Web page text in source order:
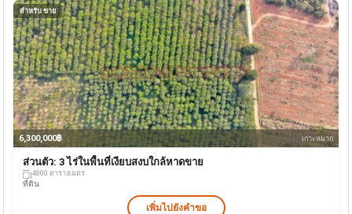
สำหรับ ขาย
6,300,000฿ เกาะหมาก
ส่วนตัว: 3 ไร่ในพื้นที่เงียบสงบใกล้หาดขาย
4800 ตารางเมตร
ที่ดิน
เพิ่มไปยังคำขอ